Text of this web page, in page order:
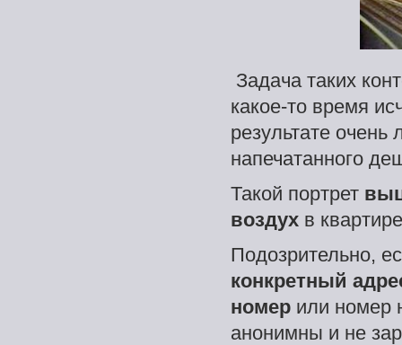
Задача таких
какое-то время
результате очень
напечатанного
Такой портрет
воздух в
Подозрительно,
конкретный
номер или номер
анонимны и не